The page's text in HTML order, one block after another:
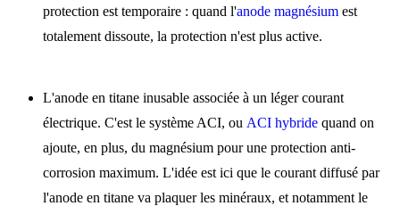
protection est temporaire : quand l'anode magnésium est
totalement dissoute, la protection n'est plus active.
L'anode en titane inusable associée à un léger courant
électrique. C'est le système ACI, ou ACI hybride quand on
ajoute, en plus, du magnésium pour une protection anti-
corrosion maximum. L'idée est ici que le courant diffusé par
l'anode en titane va plaquer les minéraux, et notamment le